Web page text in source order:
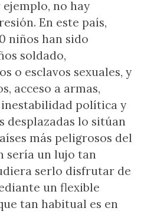
no hay
En este país,
niños han sido
soldado,
o esclavos sexuales, y
acceso a armas,
política y
desplazadas lo sitúan
más peligrosos del
sería un lujo tan
serlo disfrutar de
un flexible
tan habitual es en